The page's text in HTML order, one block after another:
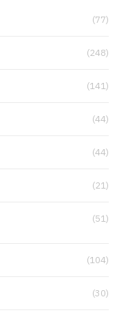
(77)
(248)
(141)
(44)
(44)
(21)
(51)
(104)
(30)